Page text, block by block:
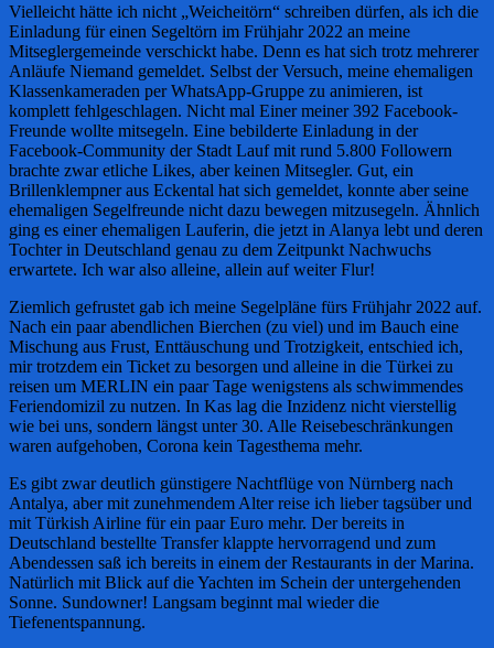
Vielleicht hätte ich nicht „Weicheitörn“ schreiben dürfen, als ich die
Einladung für einen Segeltörn im Frühjahr 2022 an meine
Mitseglergemeinde verschickt habe. Denn es hat sich trotz mehrerer
Anläufe Niemand gemeldet. Selbst der Versuch, meine ehemaligen
Klassenkameraden per WhatsApp-Gruppe zu animieren, ist
komplett fehlgeschlagen. Nicht mal Einer meiner 392 Facebook-
Freunde wollte mitsegeln. Eine bebilderte Einladung in der
Facebook-Community der Stadt Lauf mit rund 5.800 Followern
brachte zwar etliche Likes, aber keinen Mitsegler. Gut, ein
Brillenklempner aus Eckental hat sich gemeldet, konnte aber seine
ehemaligen Segelfreunde nicht dazu bewegen mitzusegeln. Ähnlich
ging es einer ehemaligen Lauferin, die jetzt in Alanya lebt und deren
Tochter in Deutschland genau zu dem Zeitpunkt Nachwuchs
erwartete. Ich war also alleine, allein auf weiter Flur!
Ziemlich gefrustet gab ich meine Segelpläne fürs Frühjahr 2022 auf.
Nach ein paar abendlichen Bierchen (zu viel) und im Bauch eine
Mischung aus Frust, Enttäuschung und Trotzigkeit, entschied ich,
mir trotzdem ein Ticket zu besorgen und alleine in die Türkei zu
reisen um MERLIN ein paar Tage wenigstens als schwimmendes
Feriendomizil zu nutzen. In Kas lag die Inzidenz nicht vierstellig
wie bei uns, sondern längst unter 30. Alle Reisebeschränkungen
waren aufgehoben, Corona kein Tagesthema mehr.
Es gibt zwar deutlich günstigere Nachtflüge von Nürnberg nach
Antalya, aber mit zunehmendem Alter reise ich lieber tagsüber und
mit Türkish Airline für ein paar Euro mehr. Der bereits in
Deutschland bestellte Transfer klappte hervorragend und zum
Abendessen saß ich bereits in einem der Restaurants in der Marina.
Natürlich mit Blick auf die Yachten im Schein der untergehenden
Sonne. Sundowner! Langsam beginnt mal wieder die
Tiefenentspannung.